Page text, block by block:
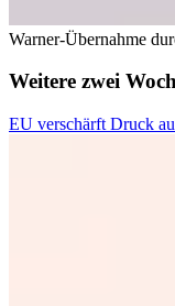
Warner-Übernahme
Weitere zwei
EU verschärft Druck